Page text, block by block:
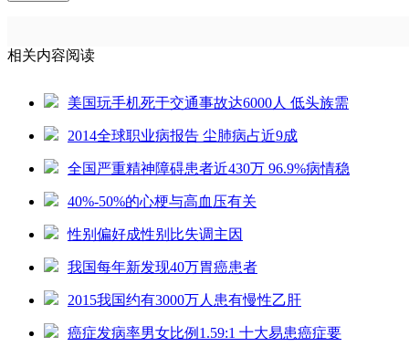
相关内容阅读
美国玩手机死于交通事故达6000人 低头族需
2014全球职业病报告 尘肺病占近9成
全国严重精神障碍患者近430万 96.9%病情稳
40%-50%的心梗与高血压有关
性别偏好成性别比失调主因
我国每年新发现40万胃癌患者
2015我国约有3000万人患有慢性乙肝
癌症发病率男女比例1.59:1 十大易患癌症要